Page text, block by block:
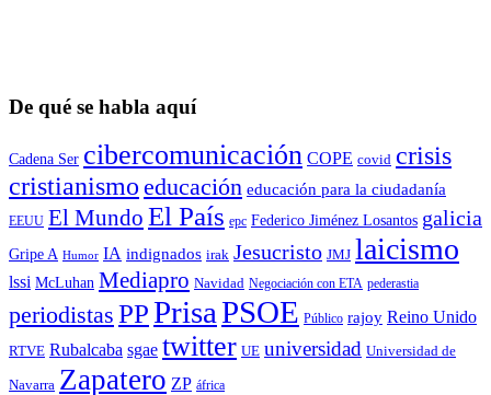
De qué se habla aquí
Cadena Ser cibercomunicación COPE covid crisis
cristianismo educación educación para la ciudadaní­a
EEUU El Mundo El País epc Federico Jiménez Losantos galicia
Gripe A Humor IA indignados irak Jesucristo JMJ laicismo
lssi McLuhan Mediapro Navidad Negociación con ETA pederastia
periodistas PPPrisaPSOE Público rajoy Reino Unido
RTVE Rubalcaba sgae twitter UE universidad Universidad de
Navarra Zapatero ZP áfrica